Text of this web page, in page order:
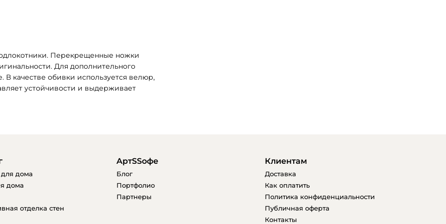
Перекрещенные ножки
Для дополнительного
В качестве обивки используется велюр,
устойчивости и выдерживает
дома
дома
отделка стен
AртSSофе
Блог
Портфолио
Партнеры
Клиентам
Доставка
Как оплатить
Политика конфиденциальности
Публичная оферта
Контакты